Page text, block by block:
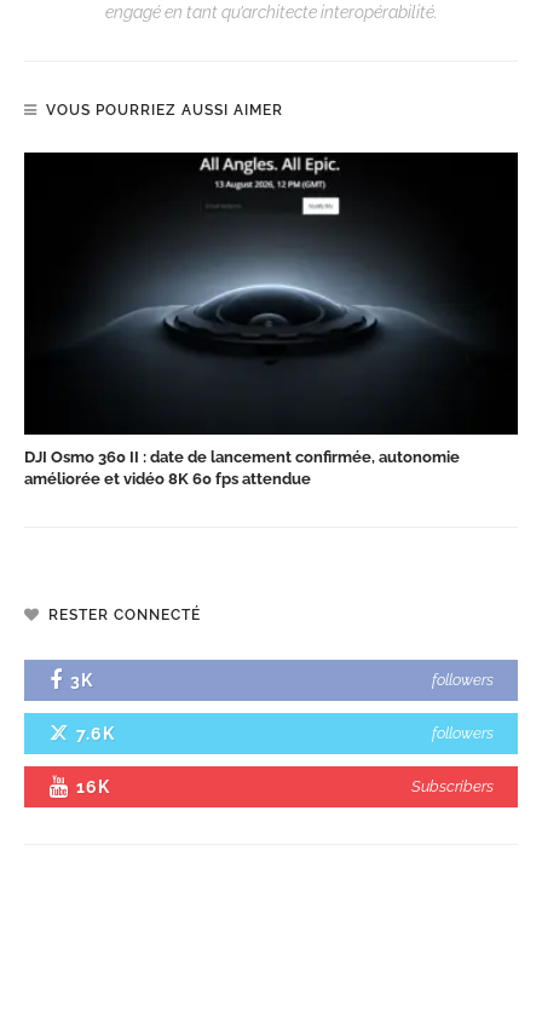
engagé en tant qu’architecte interopérabilité.
VOUS POURRIEZ AUSSI AIMER
DJI Osmo 360 II : date de lancement confirmée, autonomie
améliorée et vidéo 8K 60 fps attendue
RESTER CONNECTÉ
3K followers
7.6K followers
16K Subscribers